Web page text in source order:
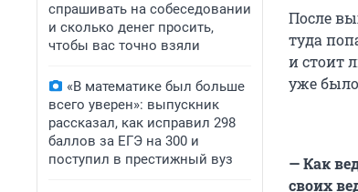
спрашивать на собеседовании
и сколько денег просить,
чтобы вас точно взяли
«В математике был больше
всего уверен»: выпускник
рассказал, как исправил 298
баллов за ЕГЭ на 300 и
поступил в престижный вуз
После
туда
и стоит
уже
— Как
своих